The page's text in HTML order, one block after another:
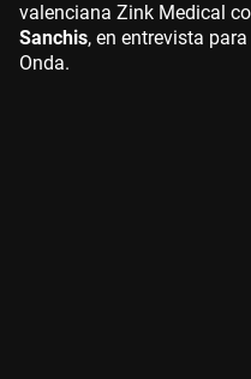
valenciana Zink Medical
Sanchis, en entrevista
Onda.